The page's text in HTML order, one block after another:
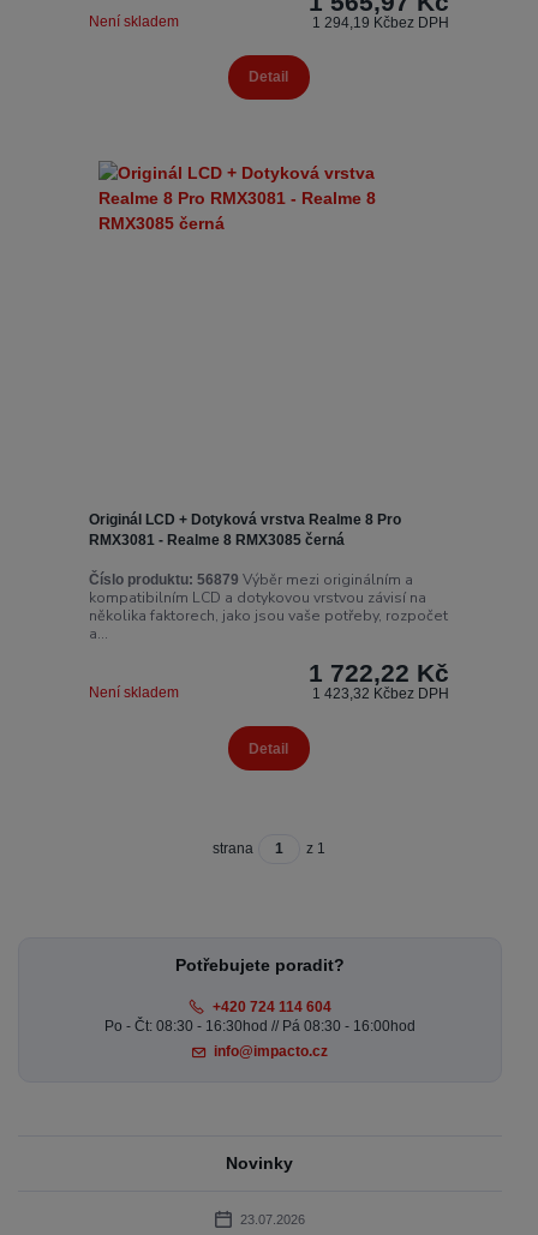
1 294,19 Kčbez DPH
Není skladem
Detail
Originál LCD + Dotyková vrstva Realme 8 Pro
RMX3081 - Realme 8 RMX3085 černá
Číslo produktu: 56879 Výběr mezi originálním a
kompatibilním LCD a dotykovou vrstvou závisí na
několika faktorech, jako jsou vaše potřeby, rozpočet
a...
1 722,22 Kč
1 423,32 Kčbez DPH
Není skladem
Detail
strana z 1
Potřebujete poradit?
+420 724 114 604
Po - Čt: 08:30 - 16:30hod // Pá 08:30 - 16:00hod
info@impacto.cz
Novinky
23.07.2026